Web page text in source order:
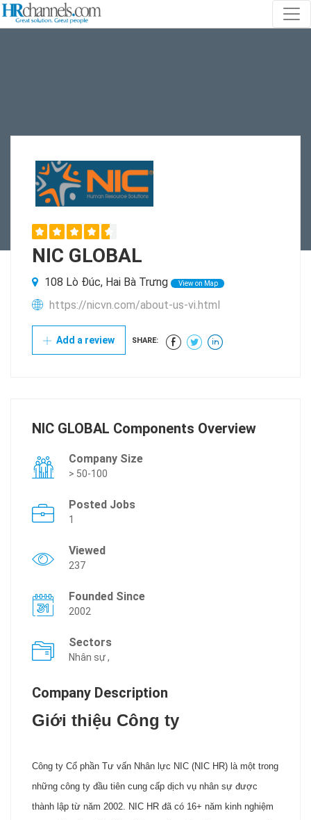
NIC GLOBAL
108 Lò Đúc, Hai Bà Trưng View on Map
https://nicvn.com/about-us-vi.html
Add a review SHARE:
NIC GLOBAL Components Overview
Company Size
> 50-100
Posted Jobs
1
Viewed
237
Founded Since
2002
Sectors
Nhân sự ,
Company Description
Giới thiệu Công ty
Công ty Cổ phần Tư vấn Nhân lực NIC (NIC HR) là một trong
những công ty đầu tiên cung cấp dịch vụ nhân sự được
thành lập từ năm 2002. NIC HR đã có 16+ năm kinh nghiệm